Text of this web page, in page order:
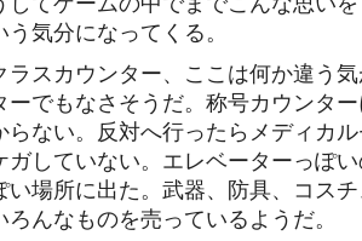
う気分になってくる。
スカウンター、ここは何か違う
ーでもなさそうだ。称号カウンタ
らない。反対へ行ったらメディカ
ガしていない。エレベーターっぽ
い場所に出た。武器、防具、コス
ろんなものを売っているようだ。